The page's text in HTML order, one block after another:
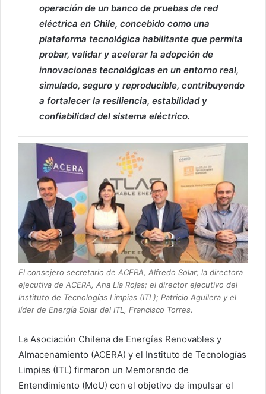
operación de un banco de pruebas de red
eléctrica en Chile, concebido como una
plataforma tecnológica habilitante que permita
probar, validar y acelerar la adopción de
innovaciones tecnológicas en un entorno real,
simulado, seguro y reproducible, contribuyendo
a fortalecer la resiliencia, estabilidad y
confiabilidad del sistema eléctrico.
El consejero secretario de ACERA, Alfredo Solar; la directora
ejecutiva de ACERA, Ana Lía Rojas; el director ejecutivo del
Instituto de Tecnologías Limpias (ITL); Patricio Aguilera y el
líder de Energía Solar del ITL, Francisco Torres.
La Asociación Chilena de Energías Renovables y
Almacenamiento (ACERA) y el Instituto de Tecnologías
Limpias (ITL) firmaron un Memorando de
Entendimiento (MoU) con el objetivo de impulsar el